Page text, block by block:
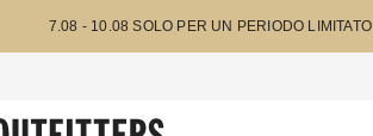
7.08 - 10.08 SOLO PER UN PERIODO LIMITATO